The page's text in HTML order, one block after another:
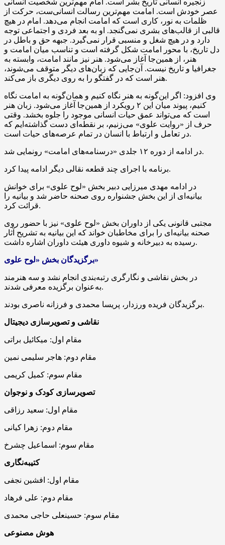
عصر خودش است. امامت مهم‌ترین رسالت انسانی‌ست، حرکت از
ظلمات به نور، کاری است که امامت انجام می‌دهد. امام در هیچ
قالبی از قالب‌های بشری نمی‌گنجد. او به بعد فردی و اجتماعی توجه
دارد و در هیچ شغل و منسبی قرار نمی‌گیرد. جبهه حق و باطل در
دل تاریخ، با محور امامت شکل گرفته است و تناسب میان امامت و
هنر، از همین‌جا آغاز می‌شود. هنر نیز مانند امامت، وابسته به
جغرافیا و تاریخ نیست. آن‌جایی که زبان‌های دیگر متوقف می‌شوند،
هنر است که در گفتگو را به روی دیگری باز می‌کند.
وی افزود: اگر این‌گونه به هنر نگاه کنیم و همان‌گونه به امامت نگاه
کنیم، پیوند میان این ۲ رویکرد از همین‌جا آغاز می‌شود. زبان هنر
است که می‌تواند عمق حیات انسانی موجود را جلوه بخشد. وقتی
حرف از «روایت علوی» می‌زنیم، بر نقطه‌ای دست گذاشته‌ایم که
در تعامل و ارتباط با انسان در تمام عرصه‌های حیات است.
در ادامه از دوره ۱۲ جلدی «درسنامه‌های امامت» رونمایی شد.
برنامه با اجرای چند قطعه نقالی دیگر ادامه پیدا کرد.
در ادامه مهدی میرزایی دبیر بخش «لوح علوی» برای خوانش
بیانیه‌ای از این بخش جشنواره روی صحنه حاضر شد و بیانیه را
قرائت کرد.
مجتبی قانونی یکی از داوران بخش «لوح علوی» نیز با حضور روی
صحنه بیانیه‌ای را برای مخاطبان خواند که این بیانیه به تشریح آثار
رسیده به دبیرخانه و شیوه داوری هیئت داوران اشاره داشت.
برگزیدگان بخش «لوح علوی»
در بخش نقاشی و نگارگری رتبه‌بندی انجام نشد و سه هنرمند
به‌عنوان برگزیده معرفی شدند.
برگزیدگان فریده ورزدار، پریسا محمدی و فرزانه ناصری بودند.
نقاشی و تصویرسازی دیجیتال
مقام اول: میکائیل براتی
مقام دوم: هاجر سلیمی نمین
مقام سوم: کمیل کریمی
تصویرسازی کودک و نوجوان
مقام اول: سعید رزاقی
مقام دوم: زهرا کیانی
مقام سوم: اسماعیل چشرخ
کتیبه‌نگاری
مقام اول: افشین نجفی
مقام دوم: علی فرهاد
مقام سوم: حسینعلی حاجی محمدی
هوش مصنوعی